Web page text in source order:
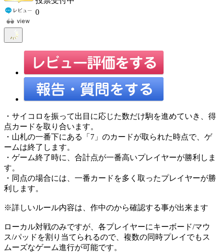
0
・サイコロを振って出目に応じた数だけ駒を進めていき、得
点カードを取り合います。
・山札の一番下にある「7」のカードが取られた時点で、ゲ
ームは終了します。
・ゲーム終了時に、合計点が一番高いプレイヤーが勝利しま
す。
・同点の場合には、一番カードを多く取ったプレイヤーが勝
利します。
※詳しいルール内容は、作中のから確認する事が出来ます
ローカル対戦のみですが、各プレイヤーにキーボード/マウ
ス/パッドを割り当てられるので、複数の同時プレイでもス
ムーズなゲーム進行が可能です。